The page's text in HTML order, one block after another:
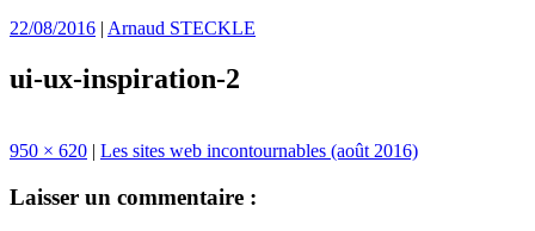
22/08/2016 | Arnaud STECKLE
ui-ux-inspiration-2
950 × 620 | Les sites web incontournables (août 2016)
Laisser un commentaire :